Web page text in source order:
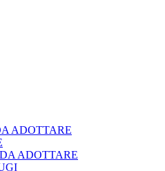
ADOTTARE
ADOTTARE